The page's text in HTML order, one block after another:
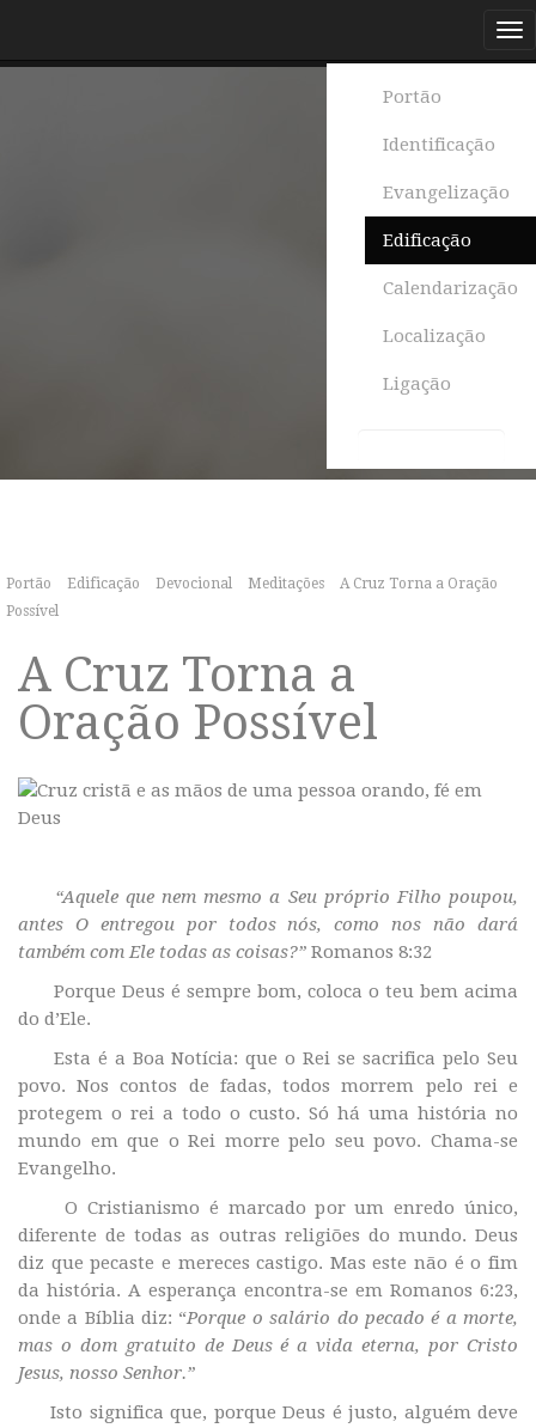
Portão
Identificação
Evangelização
Edificação
Calendarização
Localização
Ligação
Portão Edificação Devocional Meditações
A Cruz Torna a Oração
Possível
A Cruz Torna a
Oração Possível
“Aquele que nem mesmo a Seu próprio Filho poupou,
antes O entregou por todos nós, como nos não dará
também com Ele todas as coisas?” Romanos 8:32
Porque Deus é sempre bom, coloca o teu bem acima
do d’Ele.
Esta é a Boa Notícia: que o Rei se sacrifica pelo Seu
povo. Nos contos de fadas, todos morrem pelo rei e
protegem o rei a todo o custo. Só há uma história no
mundo em que o Rei morre pelo seu povo. Chama-se
Evangelho.
O Cristianismo é marcado por um enredo único,
diferente de todas as outras religiões do mundo. Deus
diz que pecaste e mereces castigo. Mas este não é o fim
da história. A esperança encontra-se em Romanos 6:23,
onde a Bíblia diz: “Porque o salário do pecado é a morte,
mas o dom gratuito de Deus é a vida eterna, por Cristo
Jesus, nosso Senhor.”
Isto significa que, porque Deus é justo, alguém deve